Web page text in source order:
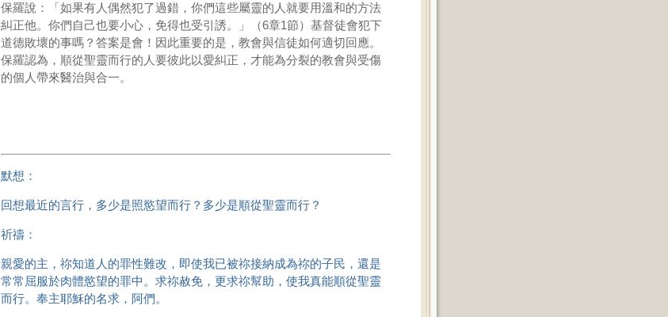
保羅說：「如果有人偶然犯了過錯，你們這些屬靈的人就要用溫和的方法
糾正他。你們自己也要小心，免得也受引誘。」（6章1節）基督徒會犯下
道德敗壞的事嗎？答案是會！因此重要的是，教會與信徒如何適切回應。
保羅認為，順從聖靈而行的人要彼此以愛糾正，才能為分裂的教會與受傷
的個人帶來醫治與合一。
默想：
回想最近的言行，多少是照慾望而行？多少是順從聖靈而行？
祈禱：
親愛的主，祢知道人的罪性難改，即使我已被祢接納成為祢的子民，還是
常常屈服於肉體慾望的罪中。求祢赦免，更求祢幫助，使我真能順從聖靈
而行。奉主耶穌的名求，阿們。